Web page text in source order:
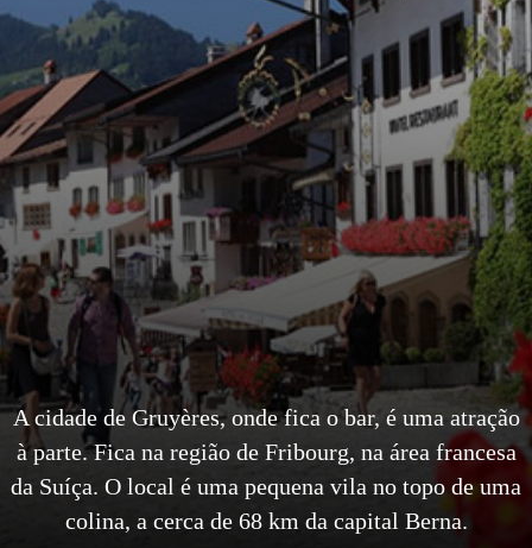
A cidade de Gruyères, onde fica o bar, é uma atração
à parte. Fica na região de Fribourg, na área francesa
da Suíça. O local é uma pequena vila no topo de uma
colina, a cerca de 68 km da capital Berna.